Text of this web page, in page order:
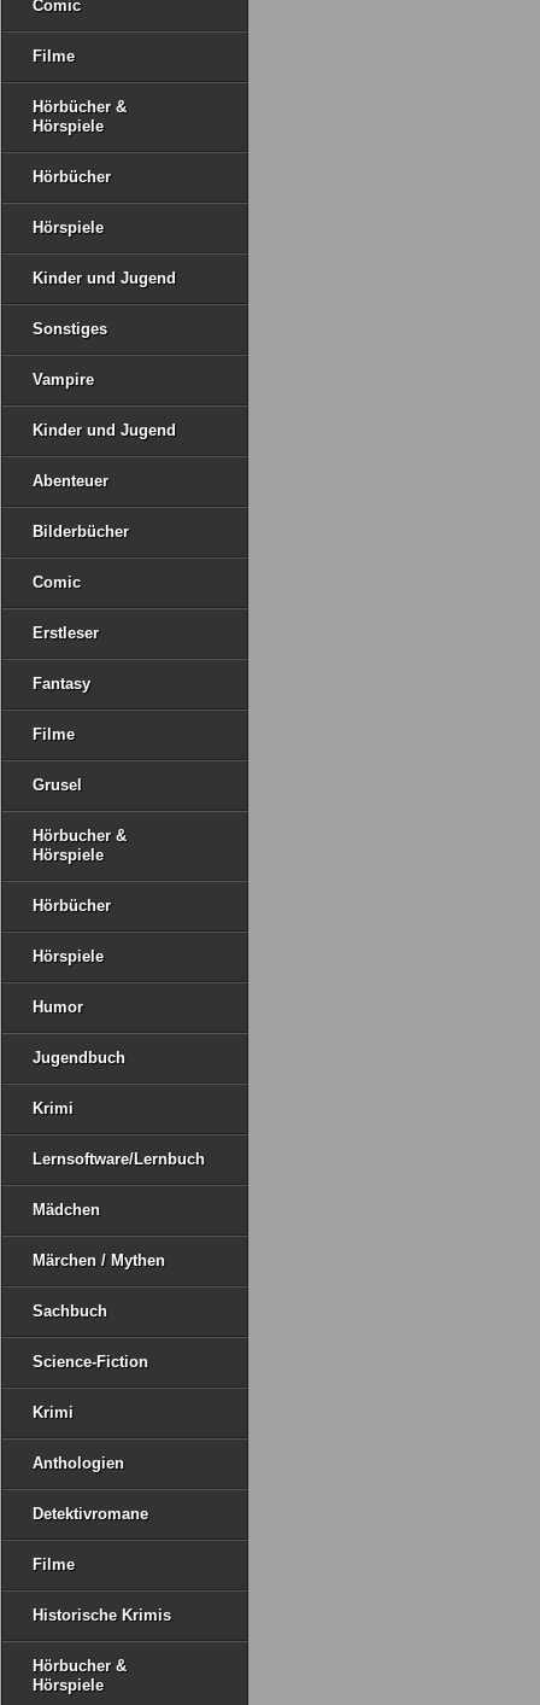
Comic
Filme
Hörbücher &
Hörspiele
Hörbücher
Hörspiele
Kinder und Jugend
Sonstiges
Vampire
Kinder und Jugend
Abenteuer
Bilderbücher
Comic
Erstleser
Fantasy
Filme
Grusel
Hörbucher &
Hörspiele
Hörbücher
Hörspiele
Humor
Jugendbuch
Krimi
Lernsoftware/Lernbuch
Mädchen
Märchen / Mythen
Sachbuch
Science-Fiction
Krimi
Anthologien
Detektivromane
Filme
Historische Krimis
Hörbucher &
Hörspiele